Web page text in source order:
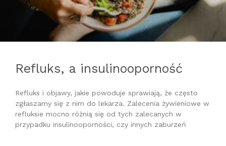
Refluks, a insulinooporność
Refluks i objawy, jakie powoduje sprawiają, że często
zgłaszamy się z nim do lekarza. Zalecenia żywieniowe w
refluksie mocno różnią się od tych zalecanych w
przypadku insulinooporności, czy innych zaburzeń